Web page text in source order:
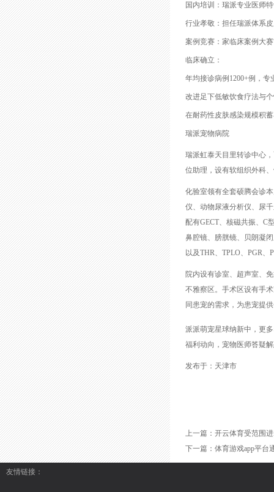
国内培训：瑞派专业医师
行业孝敬：担任瑞派体系
案例竞赛：家临床案例大
临床确立：
年均接诊病例1200+例，专
改进足下低敏饮食疗法与
在耐药性皮肤感染规模积
瑞派宠物病院
瑞派虹泰天目里转诊中心
位助理，设有软组织外科
化验室领有全套硕腾会诊
仪、动物尿液分析仪、尿
配有GECT、核磁共振、C
鼻腔镜、膀胱镜、贝朗凝
以及THR、TPLO、PGR、
院内设有诊室、超声室、
不雅察区。手术区设有手
同患宠的需求，为患宠提
派派萌宠星球纳新中，更
福利动向，宠物医师答疑
发布于：天津市
上一篇： 开云体育受范围
下一篇： 体育游戏app平台
友情链接：